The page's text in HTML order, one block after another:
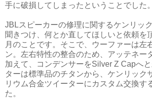
手に破損してしまったということでした。
JBLスピーカーの修理に関するケンリッ
聞きつけ、何とか直してほしいと依頼を
月のことです。そこで、ウーファーは左
ン。左右特性の整合のため、アッテネー
加えて、コンデンサーをSilver Z Capへ
ターは標準品のチタンから、ケンリック
リウム合金ツイーターにカスタム交換す
た。